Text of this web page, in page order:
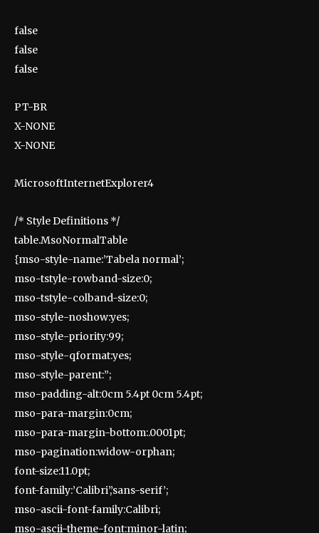
false
false
false
PT-BR
X-NONE
X-NONE
MicrosoftInternetExplorer4
/* Style Definitions */
table.MsoNormalTable
{mso-style-name:’Tabela normal’;
mso-tstyle-rowband-size:0;
mso-tstyle-colband-size:0;
mso-style-noshow:yes;
mso-style-priority:99;
mso-style-qformat:yes;
mso-style-parent:”;
mso-padding-alt:0cm 5.4pt 0cm 5.4pt;
mso-para-margin:0cm;
mso-para-margin-bottom:.0001pt;
mso-pagination:widow-orphan;
font-size:11.0pt;
font-family:’Calibri’,’sans-serif’;
mso-ascii-font-family:Calibri;
mso-ascii-theme-font:minor-latin;